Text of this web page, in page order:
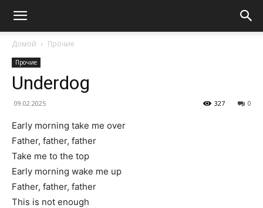
Домой Прочие
Прочие
Underdog
09.02.2025 0
327
Early morning take me over
Father, father, father
Take me to the top
Early morning wake me up
Father, father, father
This is not enough